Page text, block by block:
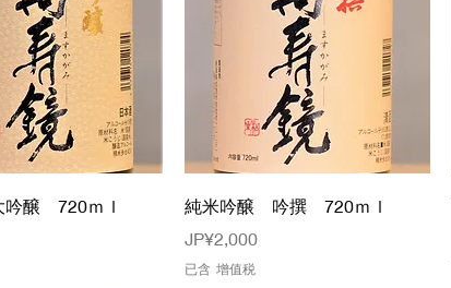
快速瀏覽
醸 720ｍｌ
快速瀏覽
純米吟醸 吟撰 720ｍｌ
價格
JP¥2,000
已含 增值税